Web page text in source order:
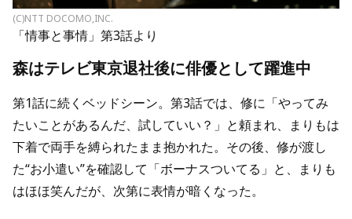
(C)NTT DOCOMO,INC.
「情事と事情」第3話より
森はテレビ東京退社後に俳優として躍進中
第1話に続くベッドシーン。第3話では、修に「やってみ
たいことがあるんだ、試していい？」と頼まれ、まりもは
下着で両手を縛られたまま抱かれた。その後、修が渡し
た“お小遣い”を確認して「ボーナスついてる」と、まりも
はほほ笑んだが、次第に表情が暗くなった。